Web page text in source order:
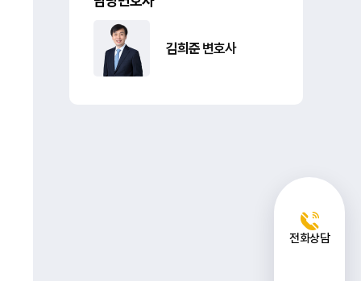
전화상담
김희준 변호사